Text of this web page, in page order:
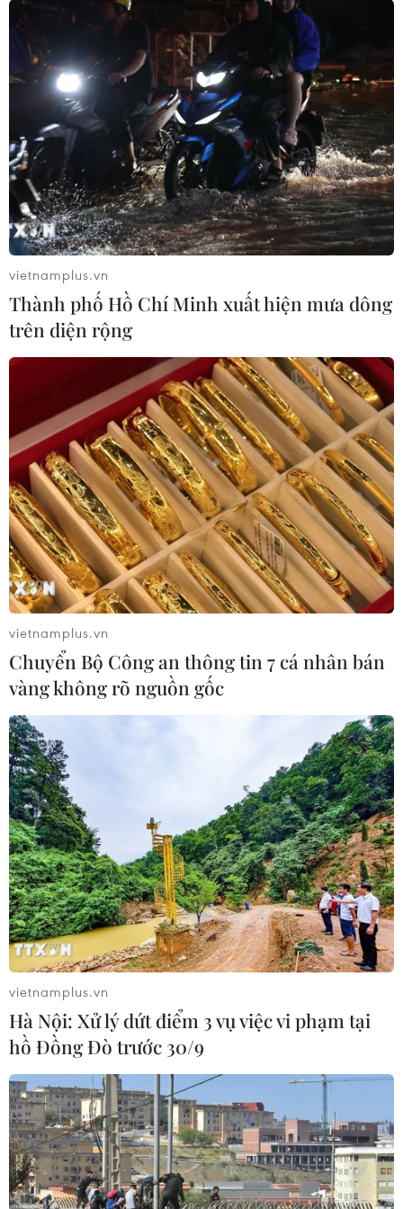
TIN CÙNG CHUYÊN MỤC
vietnamplus.vn
Thành phố Hồ Chí Minh xuất hiện mưa dông
trên diện rộng
vietnamplus.vn
Chuyển Bộ Công an thông tin 7 cá nhân bán
vàng không rõ nguồn gốc
vietnamplus.vn
Hà Nội: Xử lý dứt điểm 3 vụ việc vi phạm tại
hồ Đồng Đò trước 30/9